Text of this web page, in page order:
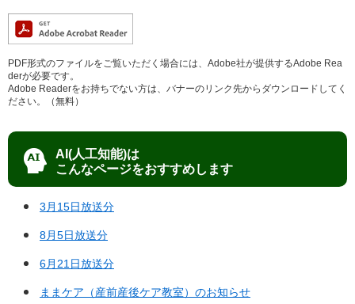
PDF形式のファイルをご覧いただく場合には、Adobe社が提供するAdobe Rea
derが必要です。
Adobe Readerをお持ちでない方は、バナーのリンク先からダウンロードしてく
ださい。（無料）
AI(人工知能)は
こんなページをおすすめします
3月15日放送分
8月5日放送分
6月21日放送分
ままケア（産前産後ケア教室）のお知らせ